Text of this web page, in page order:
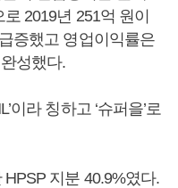
2019년 251억 원이
증했고 영업이익률은
성했다.
이라 칭하고 ‘슈퍼을’로
지분 40.9%였다.